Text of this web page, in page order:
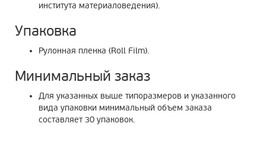
института материаловедения).
Упаковка
Рулонная пленка (Roll Film).
Минимальный заказ
Для указанных выше типоразмеров и указанного
вида упаковки минимальный объем заказа
составляет 30 упаковок.